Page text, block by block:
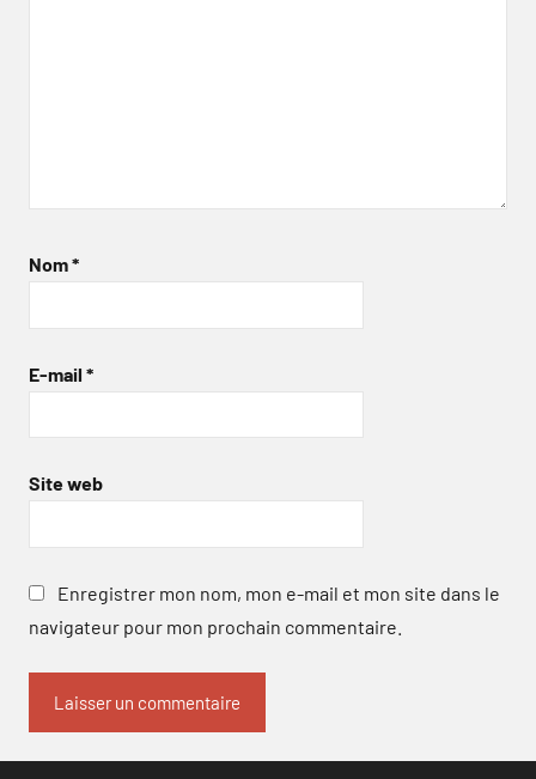
Nom*
E-mail *
Site web
Enregistrer mon nom, mon e-mail et mon site dans le
navigateur pour mon prochain commentaire.